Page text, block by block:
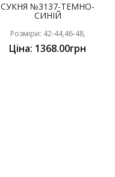
СУКНЯ №3137-ТЕМНО-
СИНІЙ
Розміри: 42-44,46-48,
Ціна: 1368.00грн